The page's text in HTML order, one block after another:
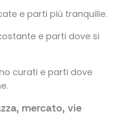
e parti più tranquille.
e parti dove si
curati e parti dove
mercato, vie